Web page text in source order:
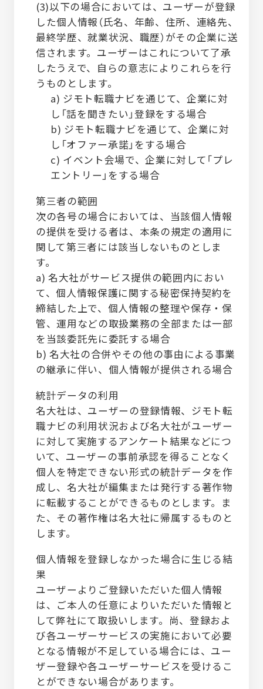
(3)以下の場合においては、ユーザーが登録
した個人情報（氏名、年齢、住所、連絡先、
最終学歴、就業状況、職歴）がその企業に送
信されます。ユーザーはこれについて了承
したうえで、自らの意志によりこれらを行
うものとします。
a) ジモト転職ナビを通じて、企業に対
し「話を聞きたい」登録をする場合
b) ジモト転職ナビを通じて、企業に対
し「オファー承諾」をする場合
c) イベント会場で、企業に対して「プレ
エントリー」をする場合
第三者の範囲
次の各号の場合においては、当該個人情報
の提供を受ける者は、本条の規定の適用に
関して第三者には該当しないものとしま
す。
a) 名大社がサービス提供の範囲内におい
て、個人情報保護に関する秘密保持契約を
締結した上で、個人情報の整理や保存・保
管、運用などの取扱業務の全部または一部
を当該委託先に委託する場合
b) 名大社の合併やその他の事由による事業
の継承に伴い、個人情報が提供される場合
統計データの利用
名大社は、ユーザーの登録情報、ジモト転
職ナビの利用状況および名大社がユーザー
に対して実施するアンケート結果などにつ
いて、ユーザーの事前承認を得ることなく
個人を特定できない形式の統計データを作
成し、名大社が編集または発行する著作物
に転載することができるものとします。ま
た、その著作権は名大社に帰属するものと
します。
個人情報を登録しなかった場合に生じる結
果
ユーザーよりご登録いただいた個人情報
は、ご本人の任意によりいただいた情報と
して弊社にて取扱いします。尚、登録およ
び各ユーザーサービスの実施において必要
となる情報が不足している場合には、ユー
ザー登録や各ユーザーサービスを受けるこ
とができない場合があります。